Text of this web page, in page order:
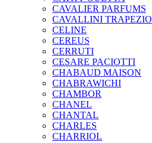
CAVALIER PARFUMS
CAVALLINI TRAPEZIO
CELINE
CEREUS
CERRUTI
CESARE PACIOTTI
CHABAUD MAISON
CHABRAWICHI
CHAMBOR
CHANEL
CHANTAL
CHARLES
CHARRIOL